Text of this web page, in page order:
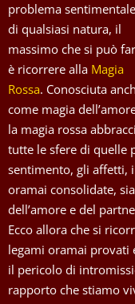
problema
di qualsiasi natura, il
massimo che si può
è ricorrere alla Magia
Rossa. Conosciuta
come magia
la magia rossa
tutte le sfere di quelle
sentimento, gli affetti,
oramai consolidate,
dell’amore e del
Ecco allora che si
legami oramai provati
il pericolo di
rapporto che stiamo